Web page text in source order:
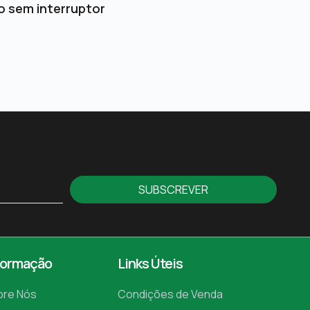
sem interruptor
SUBSCREVER
Nós
Links Úteis
Condições de Venda